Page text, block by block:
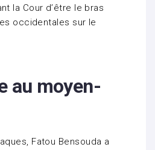
la Cour d’être le bras
occidentales sur le
au moyen-
Fatou Bensouda a